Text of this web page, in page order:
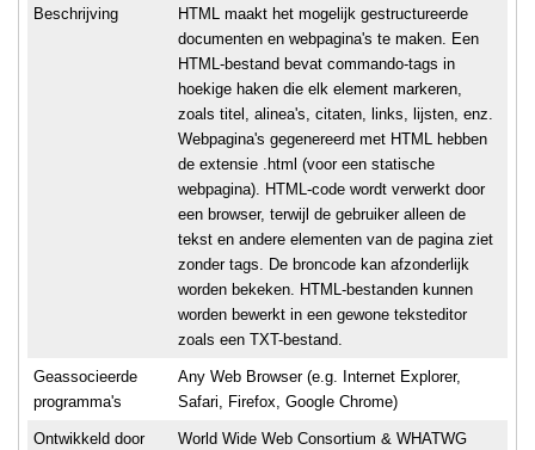
Beschrijving
HTML maakt het mogelijk gestructureerde
documenten en webpagina's te maken. Een
HTML-bestand bevat commando-tags in
hoekige haken die elk element markeren,
zoals titel, alinea's, citaten, links, lijsten, enz.
Webpagina's gegenereerd met HTML hebben
de extensie .html (voor een statische
webpagina). HTML-code wordt verwerkt door
een browser, terwijl de gebruiker alleen de
tekst en andere elementen van de pagina ziet
zonder tags. De broncode kan afzonderlijk
worden bekeken. HTML-bestanden kunnen
worden bewerkt in een gewone teksteditor
zoals een TXT-bestand.
Geassocieerde
programma's
Any Web Browser (e.g. Internet Explorer,
Safari, Firefox, Google Chrome)
Ontwikkeld door World Wide Web Consortium & WHATWG